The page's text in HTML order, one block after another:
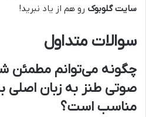
سایت گلوبوک رو هم از یاد نبرید!
سوالات متداول
چگونه می‌توانم مطمئن
صوتی طنز به زبان اصلی
مناسب است؟